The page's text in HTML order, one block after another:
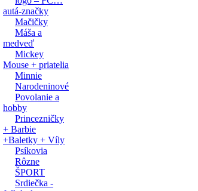
autá-značky
Mačičky
Máša a
medveď
Mickey
Mouse + priatelia
Minnie
Narodeninové
Povolanie a
hobby
Princezničky
+ Barbie
+Baletky + Víly
Psíkovia
Rôzne
ŠPORT
Srdiečka -